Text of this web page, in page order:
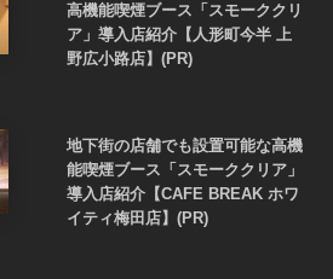
高機能喫煙ブース「スモーククリ
ア」導入店紹介【人形町今半 上
野広小路店】(PR)
地下街の店舗でも設置可能な高機
能喫煙ブース「スモーククリア」
導入店紹介【CAFE BREAK ホワ
イティ梅田店】(PR)